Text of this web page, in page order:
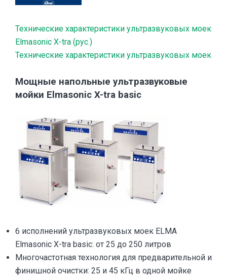
Технические характеристики ультразвуковых моек
Elmasonic X-tra (рус.)
Технические характеристики ультразвуковых моек
Мощные напольные ультразвуковые
мойки Elmasonic X-tra basic
6 исполнений ультразвуковых моек ELMA
Elmasonic X-tra basic: от 25 до 250 литров
Многочастотная технология для предварительной и
финишной очистки: 25 и 45 кГц в одной мойке